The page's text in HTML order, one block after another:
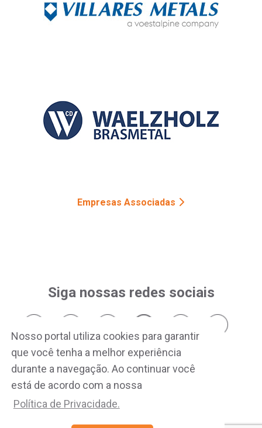
Nosso portal utiliza cookies para garantir
que você tenha a melhor experiência
durante a navegação. Ao continuar você
está de acordo com a nossa
Política de Privacidade.
Empresas Associadas
Siga nossas redes sociais